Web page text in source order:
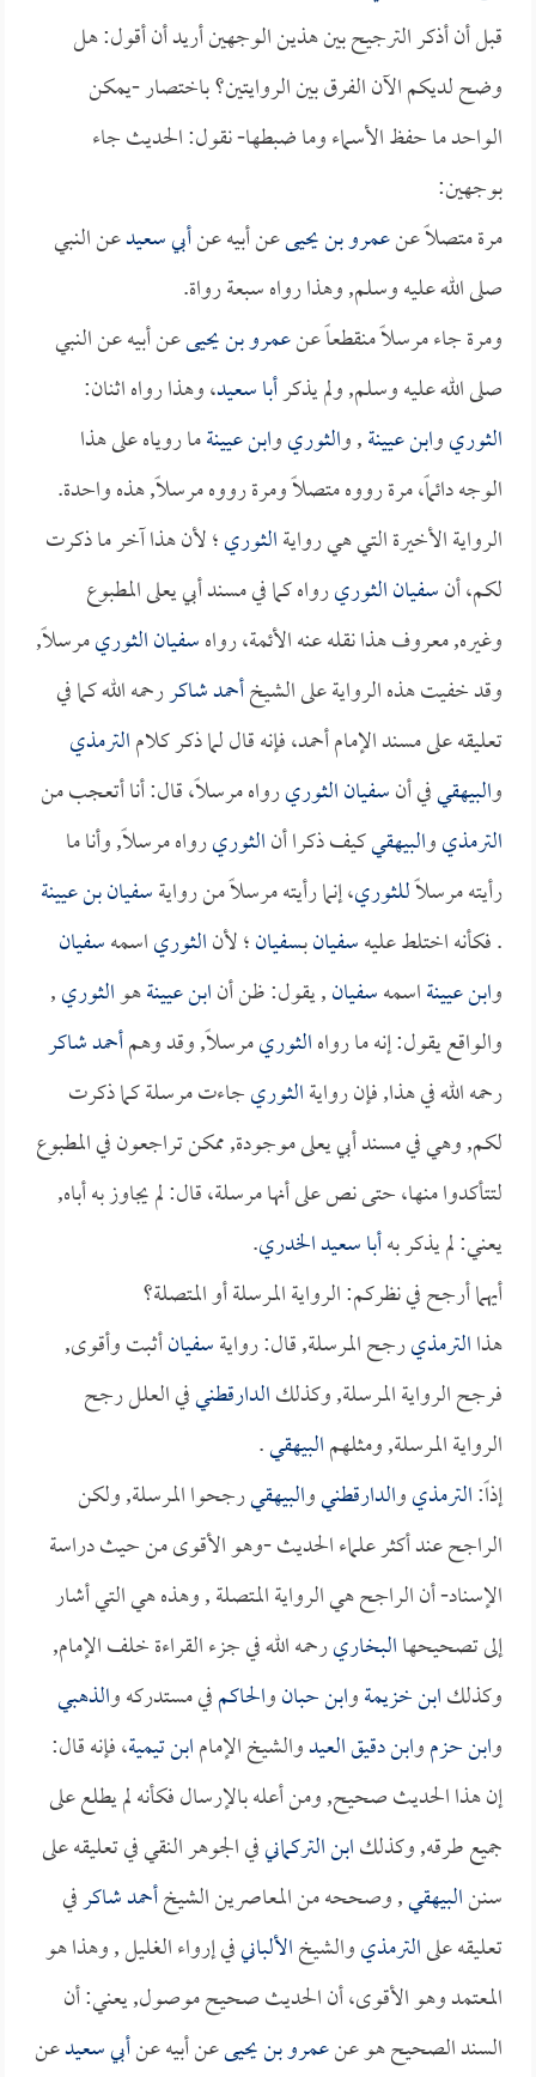
قبل أن أذكر الترجيح بين هذين الوجهين أريد أن أقول: هل
وضح لديكم الآن الفرق بين الروايتين؟ باختصار -يمكن
الواحد ما حفظ الأسماء وما ضبطها- نقول: الحديث جاء
بوجهين:
مرة متصلاً عنعمرو بن يحيىعن أبيه عنأبي سعيدعن النبي
صلى الله عليه وسلم, وهذا رواه سبعة رواة.
ومرة جاء مرسلاً منقطعاً عنعمرو بن يحيىعن أبيه عن النبي
صلى الله عليه وسلم, ولم يذكرأبا سعيد، وهذا رواه اثنان:
الثوريوابن عيينة, والثوريوابن عيينةما روياه على هذا
الوجه دائماً، مرة رووه متصلاً ومرة رووه مرسلاً, هذه واحدة.
الرواية الأخيرة التي هي روايةالثوري؛ لأن هذا آخر ما ذكرت
لكم، أنسفيان الثوريرواه كما في مسند أبي يعلى المطبوع
وغيره, معروف هذا نقله عنه الأئمة، رواهسفيان الثوريمرسلاً,
وقد خفيت هذه الرواية على الشيخأحمد شاكررحمه الله كما في
تعليقه على مسند الإمام أحمد، فإنه قال لما ذكر كلامالترمذي
والبيهقيفي أنسفيان الثوريرواه مرسلاً، قال: أنا أتعجب من
الترمذيوالبيهقيكيف ذكرا أنالثوريرواه مرسلاً, وأنا ما
رأيته مرسلاًللثوري، إنما رأيته مرسلاً من روايةسفيان بن عيينة
. فكأنه اختلط عليهسفيانبـسفيان؛ لأنالثورياسمهسفيان
وابن عيينةاسمهسفيان, يقول: ظن أنابن عيينةهوالثوري,
والواقع يقول: إنه ما رواهالثوريمرسلاً, وقد وهمأحمد شاكر
رحمه الله في هذا, فإن روايةالثوريجاءت مرسلة كما ذكرت
لكم, وهي في مسند أبي يعلى موجودة, ممكن تراجعون في المطبوع
لتتأكدوا منها، حتى نص على أنها مرسلة، قال: لم يجاوز به أباه,
يعني: لم يذكر بهأبا سعيد الخدري.
أيهما أرجح في نظركم: الرواية المرسلة أو المتصلة؟
هذاالترمذيرجح المرسلة, قال: روايةسفيانأثبت وأقوى,
فرجح الرواية المرسلة, وكذلكالدارقطنيفي العلل رجح
الرواية المرسلة, ومثلهمالبيهقي.
إذاً:الترمذيوالدارقطنيوالبيهقيرجحوا المرسلة, ولكن
الراجح عند أكثر علماء الحديث -وهو الأقوى من حيث دراسة
الإسناد- أن الراجح هي الرواية المتصلة , وهذه هي التي أشار
إلى تصحيحهاالبخاريرحمه الله في جزء القراءة خلف الإمام,
وكذلكابن خزيمةوابن حبانوالحاكمفي مستدركه والذهبي
وابن حزموابن دقيق العيدوالشيخ الإمامابن تيمية، فإنه قال:
إن هذا الحديث صحيح, ومن أعله بالإرسال فكأنه لم يطلع على
جميع طرقه, وكذلكابن التركمانيفي الجوهر النقي في تعليقه على
سننالبيهقي, وصححه من المعاصرين الشيخأحمد شاكرفي
تعليقه علىالترمذيوالشيخالألبانيفي إرواء الغليل , وهذا هو
المعتمد وهو الأقوى، أن الحديث صحيح موصول, يعني: أن
السند الصحيح هو عنعمرو بن يحيىعن أبيه عنأبي سعيدعن